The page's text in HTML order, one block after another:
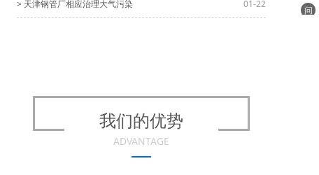
> 天津钢管厂相应治理大气污染 01-22
答
我们的优势
ADVANTAGE